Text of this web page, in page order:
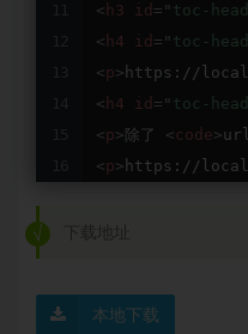
< h3 id = " toc-
< h4 id = " toc-
<p> https://
< h4 id = " toc-
<p> 除了 <code>
<p> https://
下载地址
本地下载